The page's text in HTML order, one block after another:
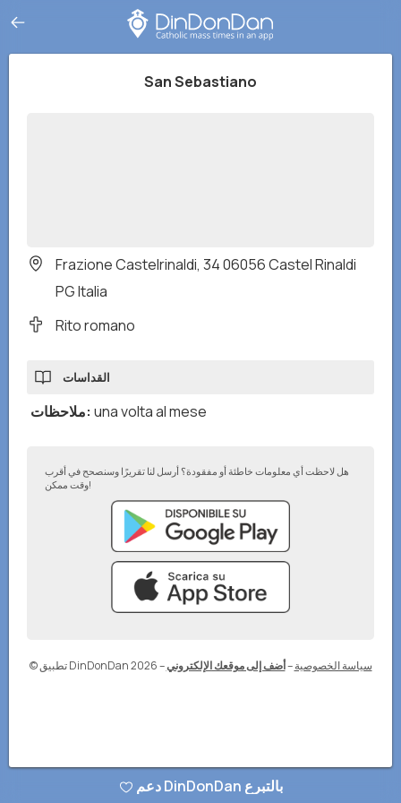
San Sebastiano
Frazione Castelrinaldi, 34 06056 Castel Rinaldi
PG Italia
Rito romano
القداسات
ملاحظات: una volta al mese
هل لاحظت أي معلومات خاطئة أو مفقودة؟ أرسل لنا تقريرًا وسنصحح في أقرب
وقت ممكن!
© تطبيق DinDonDan 2026– سياسة الخصوصية –أضف إلى موقعك الإلكتروني
دعم DinDonDan بالتبرع